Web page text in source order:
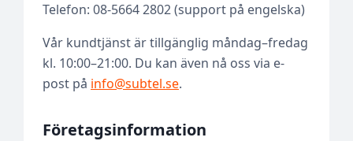
Telefon: 08-5664 2802 (support på engelska)
Vår kundtjänst är tillgänglig måndag–fredag
kl. 10:00–21:00. Du kan även nå oss via e-
post på info@subtel.se.
Företagsinformation